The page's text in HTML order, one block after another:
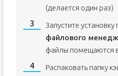
(делается один раз)
Запустите
файлового
файлы помещаются
Распаковать папку